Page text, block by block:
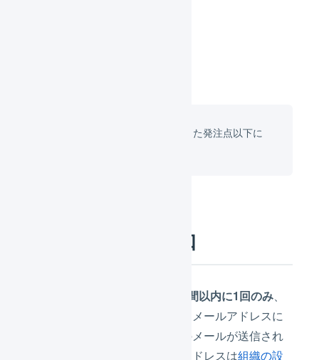
発注点割れの一覧では、設定した発注点以下に
メールによる通知
1時間以内に1回のみ、
システムの通知先に指定されたメールアドレスに
」という件名のメールが送信され
ます。登録されているメールアドレスは組織の設